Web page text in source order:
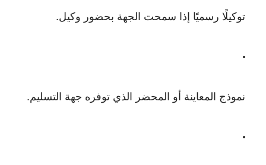
توكيلًا رسميًا إذا سمحت الجهة بحضور وكيل.
نموذج المعاينة أو المحضر الذي توفره جهة التسليم.